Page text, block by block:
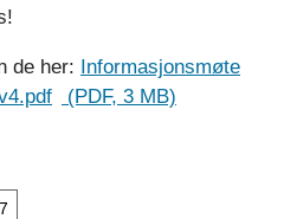
de her: Informasjonsmøte
(PDF, 3 MB)